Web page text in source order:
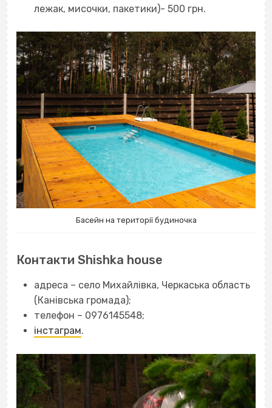
лежак, мисочки, пакетики)- 500 грн.
Басейн на території будиночка
Контакти Shishka house
адреса – село Михайлівка, Черкаська область
(Канівська громада);
телефон – 0976145548;
інстаграм.